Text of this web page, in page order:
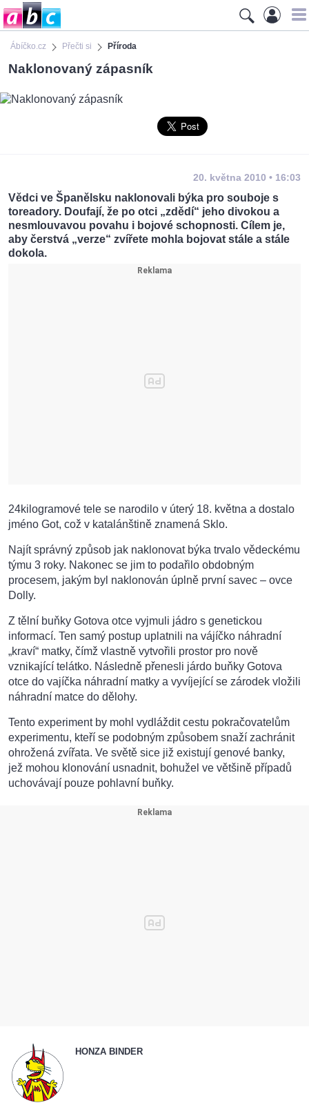
Ábíčko.cz Přečti si Příroda
Naklonovaný zápasník
20. května 2010 • 16:03
Vědci ve Španělsku naklonovali býka pro souboje s
toreadory. Doufají, že po otci „zdědí“ jeho divokou a
nesmlouvavou povahu i bojové schopnosti. Cílem je,
aby čerstvá „verze“ zvířete mohla bojovat stále a stále
dokola.
24kilogramové tele se narodilo v úterý 18. května a dostalo
jméno Got, což v katalánštině znamená Sklo.
Najít správný způsob jak naklonovat býka trvalo vědeckému
týmu 3 roky. Nakonec se jim to podařilo obdobným
procesem, jakým byl naklonován úplně první savec – ovce
Dolly.
Z tělní buňky Gotova otce vyjmuli jádro s genetickou
informací. Ten samý postup uplatnili na vájíčko náhradní
„kraví“ matky, čímž vlastně vytvořili prostor pro nově
vznikající telátko. Následně přenesli járdo buňky Gotova
otce do vajíčka náhradní matky a vyvíjející se zárodek vložili
náhradní matce do dělohy.
Tento experiment by mohl vydláždit cestu pokračovatelům
experimentu, kteří se podobným způsobem snaží zachránit
ohrožená zvířata. Ve světě sice již existují genové banky,
jež mohou klonování usnadnit, bohužel ve většině případů
uchovávají pouze pohlavní buňky.
HONZA BINDER